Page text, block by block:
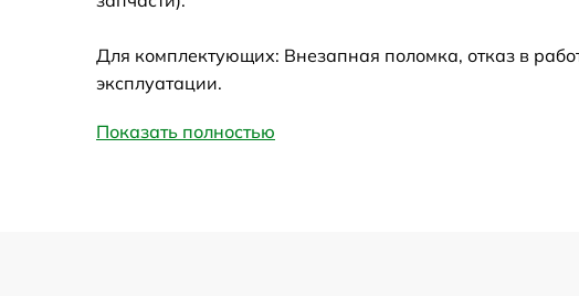
Замена корпуса
Для комплектующих: Внезапная поломка, отказ в
эксплуатации.
Показать полностью